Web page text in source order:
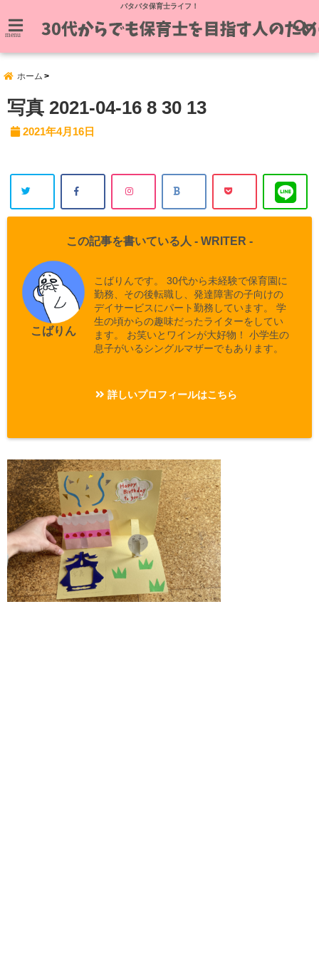
バタバタ保育士ライフ！
menu
ホーム
写真 2021-04-16 8 30 13
2021年4月16日
この記事を書いている人 - WRITER -
こばりん
こばりんです。 30代から未経験で保育園に
勤務、その後転職し、発達障害の子向けの
デイサービスにパート勤務しています。 学
生の頃からの趣味だったライターをしてい
ます。 お笑いとワインが大好物！ 小学生の
息子がいるシングルマザーでもあります。
詳しいプロフィールはこちら